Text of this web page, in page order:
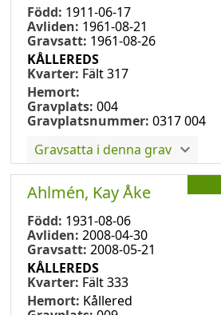
Född: 1911-06-17
Avliden: 1961-08-21
Gravsatt: 1961-08-26
KÅLLEREDS
Kvarter: Fält 317
Hemort:
Gravplats: 004
Gravplatsnummer: 0317 004
Gravsatta i denna grav
Ahlmén, Kay Åke
Född: 1931-08-06
Avliden: 2008-04-30
Gravsatt: 2008-05-21
KÅLLEREDS
Kvarter: Fält 333
Hemort: Kållered